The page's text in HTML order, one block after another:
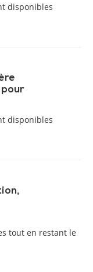
disponibles
pour
disponibles
tout en restant le